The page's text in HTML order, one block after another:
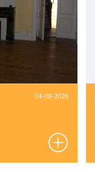
04-08-2026